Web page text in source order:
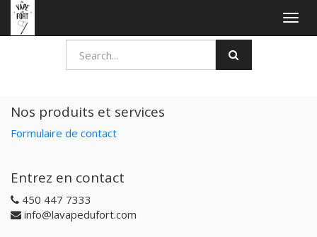
Nos produits et services
Formulaire de contact
Entrez en contact
450 447 7333
info@lavapedufort.com